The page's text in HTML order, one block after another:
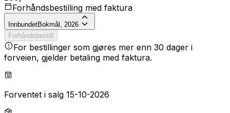
Forhåndsbestilling med faktura
InnbundetBokmål, 2026
Forhåndsbestill
For bestillinger som gjøres mer enn 30 dager i
forveien, gjelder betaling med faktura.
Forventet i salg 15-10-2026